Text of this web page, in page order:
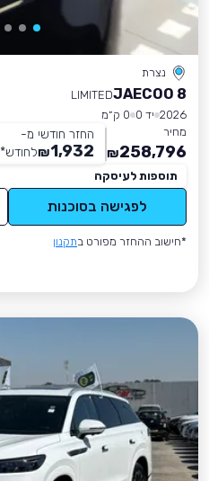
נצרת
JAECOO 8
LIMITED
2026 יד 0
0 ק״מ
מחיר
258,796
₪
החזר חודשי מ-
1,932
₪לחודש*
תוספות לעיסקה
לפגישה בסוכנות
*חישוב ההחזר מפורט בתקנון